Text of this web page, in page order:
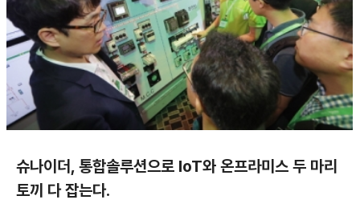
슈나이더, 통합솔루션으로 IoT와 온프라미스 두 마리
토끼 다 잡는다.